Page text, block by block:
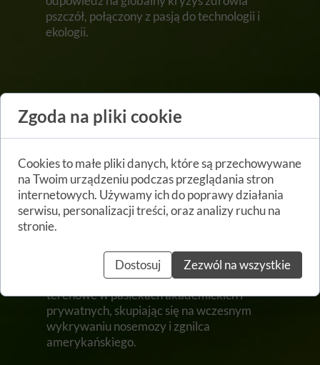
pszczół, połączony z pasją do technologii i
ekologii.
Nasza historia
W 2022 roku zespół badawczy rozpoczął
wczesnego wykrywania chorób pszczół.
Rok później, w 2023, Apisense nawiązała
współpracę z uczelniami oraz ekspertami
branżowymi, rozpoczynając badania nad
W 2024 przeprowadziliśmy pierwsze testy
terenowe w pasiekach akademickich i
prywatnych, skupiając się na wczesnym
wykrywaniu nosemozy i zgnilca
amerykańskiego.
Zgoda na pliki cookie
Cookies to małe pliki danych, które są przechowywane
na Twoim urządzeniu podczas przeglądania stron
internetowych. Używamy ich do poprawy działania
serwisu, personalizacji treści, oraz analizy ruchu na
stronie.
Dostosuj Zezwól na wszystkie